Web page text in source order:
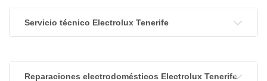
Servicio técnico Electrolux Tenerife
Reparaciones electrodomésticos Electrolux Tenerife